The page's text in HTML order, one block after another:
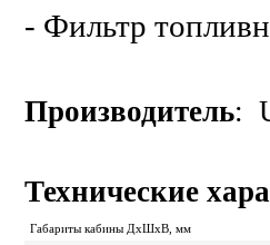
- Фильтр
Производитель:
Технические
Габариты кабины ДхШхВ, мм